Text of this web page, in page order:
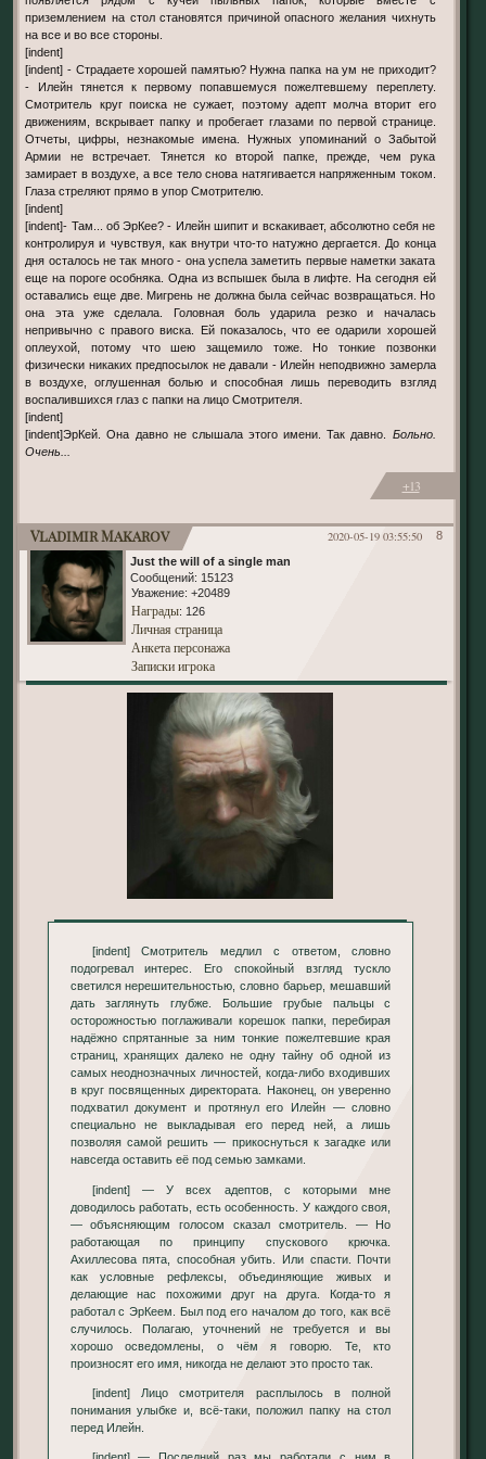
приземлением на стол становятся причиной опасного желания чихнуть
на все и во все стороны.
[indent]
[indent] - Страдаете хорошей памятью? Нужна папка на ум не приходит?
- Илейн тянется к первому попавшемуся пожелтевшему переплету.
Смотритель круг поиска не сужает, поэтому адепт молча вторит его
движениям, вскрывает папку и пробегает глазами по первой странице.
Отчеты, цифры, незнакомые имена. Нужных упоминаний о Забытой
Армии не встречает. Тянется ко второй папке, прежде, чем рука
замирает в воздухе, а все тело снова натягивается напряженным током.
Глаза стреляют прямо в упор Смотрителю.
[indent]
[indent]- Там... об ЭрКее? - Илейн шипит и вскакивает, абсолютно себя не
контролируя и чувствуя, как внутри что-то натужно дергается. До конца
дня осталось не так много - она успела заметить первые наметки заката
еще на пороге особняка. Одна из вспышек была в лифте. На сегодня ей
оставались еще две. Мигрень не должна была сейчас возвращаться. Но
она эта уже сделала. Головная боль ударила резко и началась
непривычно с правого виска. Ей показалось, что ее одарили хорошей
оплеухой, потому что шею защемило тоже. Но тонкие позвонки
физически никаких предпосылок не давали - Илейн неподвижно замерла
в воздухе, оглушенная болью и способная лишь переводить взгляд
воспалившихся глаз с папки на лицо Смотрителя.
[indent]
[indent]ЭрКей. Она давно не слышала этого имени. Так давно. Больно.
Очень...
+13
8
2020-05-19 03:55:50
Vladimir Makarov
Just the will of a single man
Сообщений: 15123
Уважение: +20489
Награды: 126
Личная страница
Анкета персонажа
Записки игрока
[indent] Смотритель медлил с ответом, словно
подогревал интерес. Его спокойный взгляд тускло
светился нерешительностью, словно барьер, мешавший
дать заглянуть глубже. Большие грубые пальцы с
осторожностью поглаживали корешок папки, перебирая
надёжно спрятанные за ним тонкие пожелтевшие края
страниц, хранящих далеко не одну тайну об одной из
самых неоднозначных личностей, когда-либо входивших
в круг посвященных директората. Наконец, он уверенно
подхватил документ и протянул его Илейн — словно
специально не выкладывая его перед ней, а лишь
позволяя самой решить — прикоснуться к загадке или
навсегда оставить её под семью замками.
[indent] — У всех адептов, с которыми мне
доводилось работать, есть особенность. У каждого своя,
— объясняющим голосом сказал смотритель. — Но
работающая по принципу спускового крючка.
Ахиллесова пята, способная убить. Или спасти. Почти
как условные рефлексы, объединяющие живых и
делающие нас похожими друг на друга. Когда-то я
работал с ЭрКеем. Был под его началом до того, как всё
случилось. Полагаю, уточнений не требуется и вы
хорошо осведомлены, о чём я говорю. Те, кто
произносят его имя, никогда не делают это просто так.
[indent] Лицо смотрителя расплылось в полной
понимания улыбке и, всё-таки, положил папку на стол
перед Илейн.